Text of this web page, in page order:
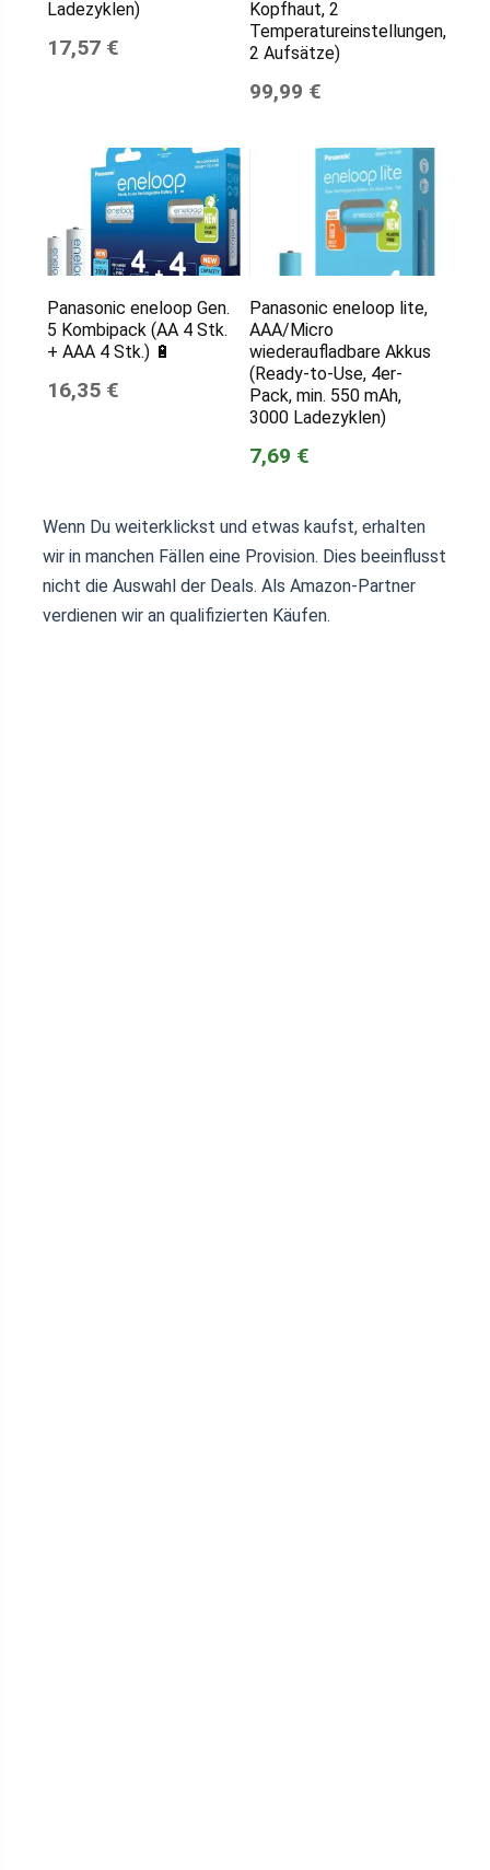
Ladezyklen)
17,57 €
Kopfhaut, 2
Temperatureinstellungen,
2 Aufsätze)
99,99 €
Panasonic eneloop Gen.
5 Kombipack (AA 4 Stk.
+ AAA 4 Stk.) 🔋
16,35 €
Panasonic eneloop lite,
AAA/Micro
wiederaufladbare Akkus
(Ready-to-Use, 4er-
Pack, min. 550 mAh,
3000 Ladezyklen)
7,69 €
Wenn Du weiterklickst und etwas kaufst, erhalten
wir in manchen Fällen eine Provision. Dies beeinflusst
nicht die Auswahl der Deals. Als Amazon-Partner
verdienen wir an qualifizierten Käufen.